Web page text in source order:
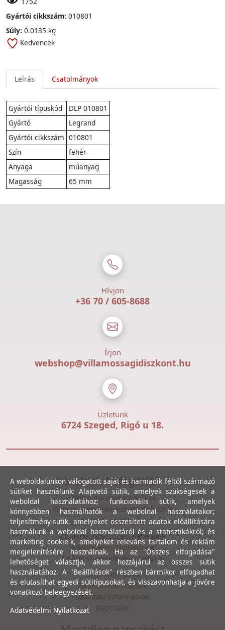
Gyártói cikkszám: 010801
Súly: 0.0135 kg
Kedvencek
Leírás Csatolmányok
Gyártói típuskód
DLP 010801
Gyártó
Legrand
Gyártói cikkszám 010801
Szín
fehér
Anyaga
műanyag
Magasság
65 mm
Hívjon
+36 70 / 605-8688
Írjon
webshop@villamossagidiszkont.hu
Üzletünk
6724 Szeged, Rigó u 18.
Kiemelt kategóriák
Utolsó darabos termékek
Gewiss szerelvényezhető dobozok
Csövek, csatornák
Általános Szerződési Feltételek
Adatvédelmi Nyilatkozat
Online vitarendezési platform
Céginformációk
Fizetési információk
Szállítási információk
Kapcsolat
A weboldalunkon válogatott saját és harmadik féltől származó
sütiket használunk: Alapvető sütik, amelyek szükségesek a
weboldal használatához; funkcionális sütik, amelyek
könnyebben használhatók a weboldal használatakor;
teljesítmény-sütik, amelyeket összesített adatok előállítására
használunk a weboldal használatáról és a statisztikákról; és
marketing cookie-k, amelyeket releváns tartalom és reklám
megjelenítésére használnak. Ha az "Összes elfogadása"
lehetőséget választja, akkor hozzájárul az összes sütik
használatához. A "Beállítások" részben bármikor elfogadhat
és elutasíthat egyedi sütitípusokat, és visszavonhatja a jövőre
vonatkozó beleegyezését.
Adatvédelmi Nyilatkozat